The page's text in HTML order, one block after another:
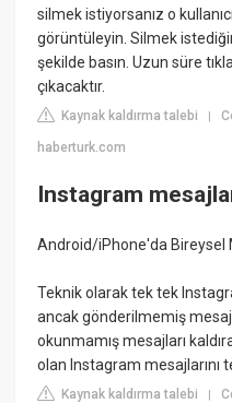
silmek istiyorsanız o
görüntüleyin. Silmek
şekilde basın. Uzun süre
çıkacaktır.
Kaynak kaldırma talebi |
haberturk.com
Instagram
Android/iPhone'da Bireysel
Teknik olarak tek tek
ancak gönderilmemiş
okunmamış mesajları
olan Instagram mesajlarını
Kaynak kaldırma talebi |